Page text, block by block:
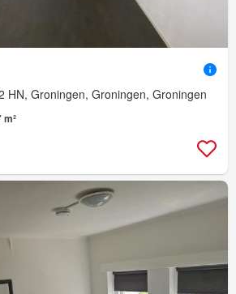
HN, Groningen, Groningen, Groningen
m²